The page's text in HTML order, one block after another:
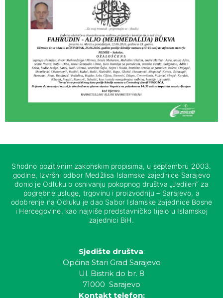
Shodno pozitivnim zakonskim propisima, u septembru 2003.
godine, Izvršni odbor Medžlisa Islamske zajednice Sarajevo
donio je Odluku o osnivanju pokopnog društva „Jedileri“ za
pogrebne usluge, trgovinu i proizvodnju – Sarajevo, a
odobrenje na Odluku je dao Sabor Islamske zajednice Bosne
i Hercegovine, kao najviše predstavničko tijelo u Islamskoj
zajednici BiH.
Sjedište društva:
Općina Stari Grad Sarajevo
Ul. Bistrik do br. 8
71000 Sarajevo
Kontakt telefon: